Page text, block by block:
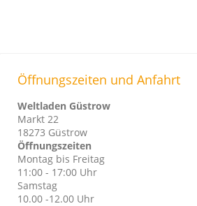
Öffnungszeiten und Anfahrt
Weltladen Güstrow
Markt 22
18273 Güstrow
Öffnungszeiten
Montag bis Freitag
11:00 - 17:00 Uhr
Samstag
10.00 -12.00 Uhr